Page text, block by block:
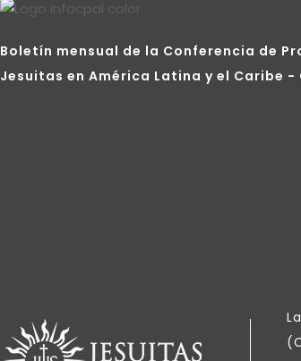
Boletín mensual de la Conferencia de
Jesuitas en América Latina y el Caribe -